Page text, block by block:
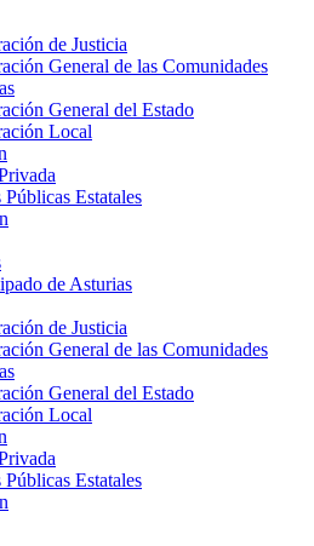
de Justicia
General de las Comunidades
General del Estado
Local
Públicas Estatales
de Asturias
de Justicia
General de las Comunidades
General del Estado
Local
Públicas Estatales